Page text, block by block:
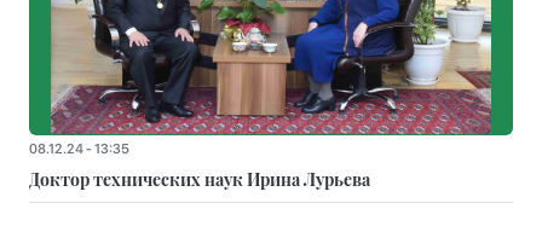
08.12.24 - 13:35
Доктор технических наук Ирина Лурьева